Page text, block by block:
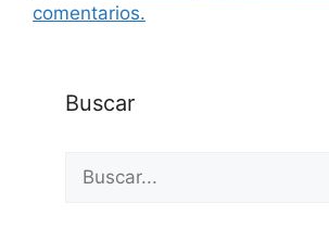
comentarios.
Buscar
Buscar: